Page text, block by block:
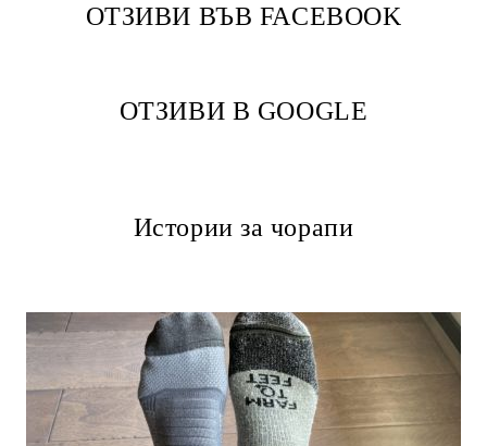
ОТЗИВИ ВЪВ FACEBOOK
ОТЗИВИ В GOOGLE
Истории за чорапи